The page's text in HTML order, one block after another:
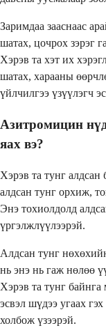
Заримдаа зааснаас
шатах, цочрох зэрэг
Хэрэв та хэт их
шатах, харааны
үйлчилгээ үзүүлэгч
Азитромицин
яах вэ?
Хэрэв та тунг
алдсан тунг орхиж,
Энэ тохиолдолд
үргэлжлүүлээрэй.
Алдсан тунг
нь энэ нь гаж нөлөө
Хэрэв та тунг байнга
эсвэл шүдээ угаах
холбож үзээрэй.